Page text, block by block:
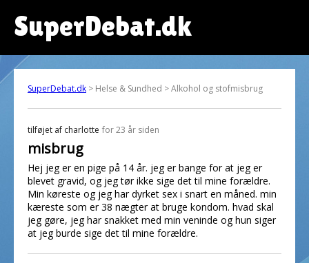
SuperDebat.dk
SuperDebat.dk > Helse & Sundhed > Alkohol og stofmisbrug
tilføjet af charlotte for 23 år siden
misbrug
Hej jeg er en pige på 14 år. jeg er bange for at jeg er
blevet gravid, og jeg tør ikke sige det til mine forældre.
Min køreste og jeg har dyrket sex i snart en måned. min
kæreste som er 38 nægter at bruge kondom. hvad skal
jeg gøre, jeg har snakket med min veninde og hun siger
at jeg burde sige det til mine forældre.